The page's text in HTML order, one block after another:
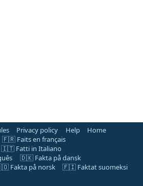
Privacy policy Help
Home
🇫🇷 Faits en français
🇮🇹 Fatti in Italiano
🇩🇰 Fakta på dansk
Fakta på norsk
🇫🇮 Faktat suomeksi